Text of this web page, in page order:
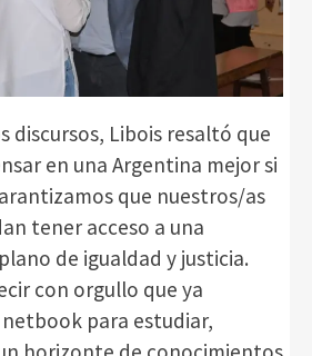
discursos, Libois resaltó que
en una Argentina mejor si
que nuestros/as
tener acceso a una
de igualdad y justicia.
con orgullo que ya
para estudiar,